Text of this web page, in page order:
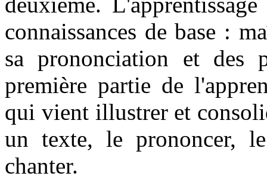
connaissances de base :
sa prononciation et des
première partie de
qui vient illustrer et
un texte, le prononcer,
chanter.